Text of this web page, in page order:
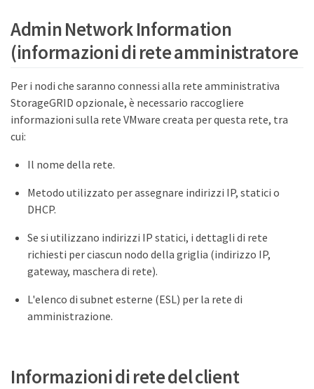
Admin Network Information
(informazioni di rete amministratore
Per i nodi che saranno connessi alla rete amministrativa
StorageGRID opzionale, è necessario raccogliere
informazioni sulla rete VMware creata per questa rete, tra
cui:
Il nome della rete.
Metodo utilizzato per assegnare indirizzi IP, statici o
DHCP.
Se si utilizzano indirizzi IP statici, i dettagli di rete
richiesti per ciascun nodo della griglia (indirizzo IP,
gateway, maschera di rete).
L'elenco di subnet esterne (ESL) per la rete di
amministrazione.
Informazioni di rete del client